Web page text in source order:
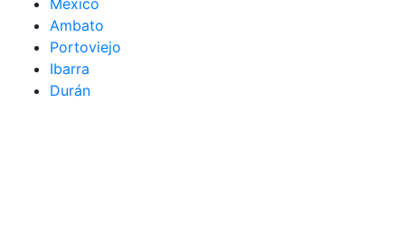
México
Ambato
Portoviejo
Ibarra
Durán